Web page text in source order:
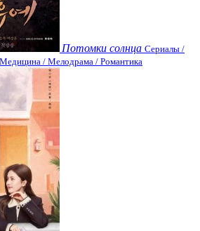
Потомки солнца Сериалы /
/ Мелодрама / Романтика